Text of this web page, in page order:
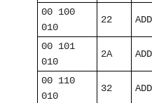
00 100
010
22
00 101
010
2A
00 110
010
32